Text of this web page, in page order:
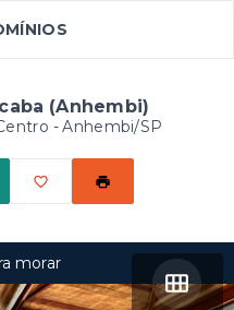
(Anhembi)
- Anhembi/SP
morar